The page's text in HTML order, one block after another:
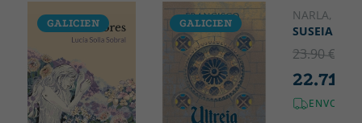
GALICIEN GALICIEN
NARLA,
SUSEIA
23.90 €
22.71 €
ENVOI